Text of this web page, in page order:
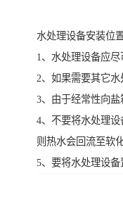
水处理设备安装位
1、水处理设备应尽
2、如果需要其它水
3、由于经常性向盐
4、不要将水处理
则热水会回流至软
5、要将水处理设备